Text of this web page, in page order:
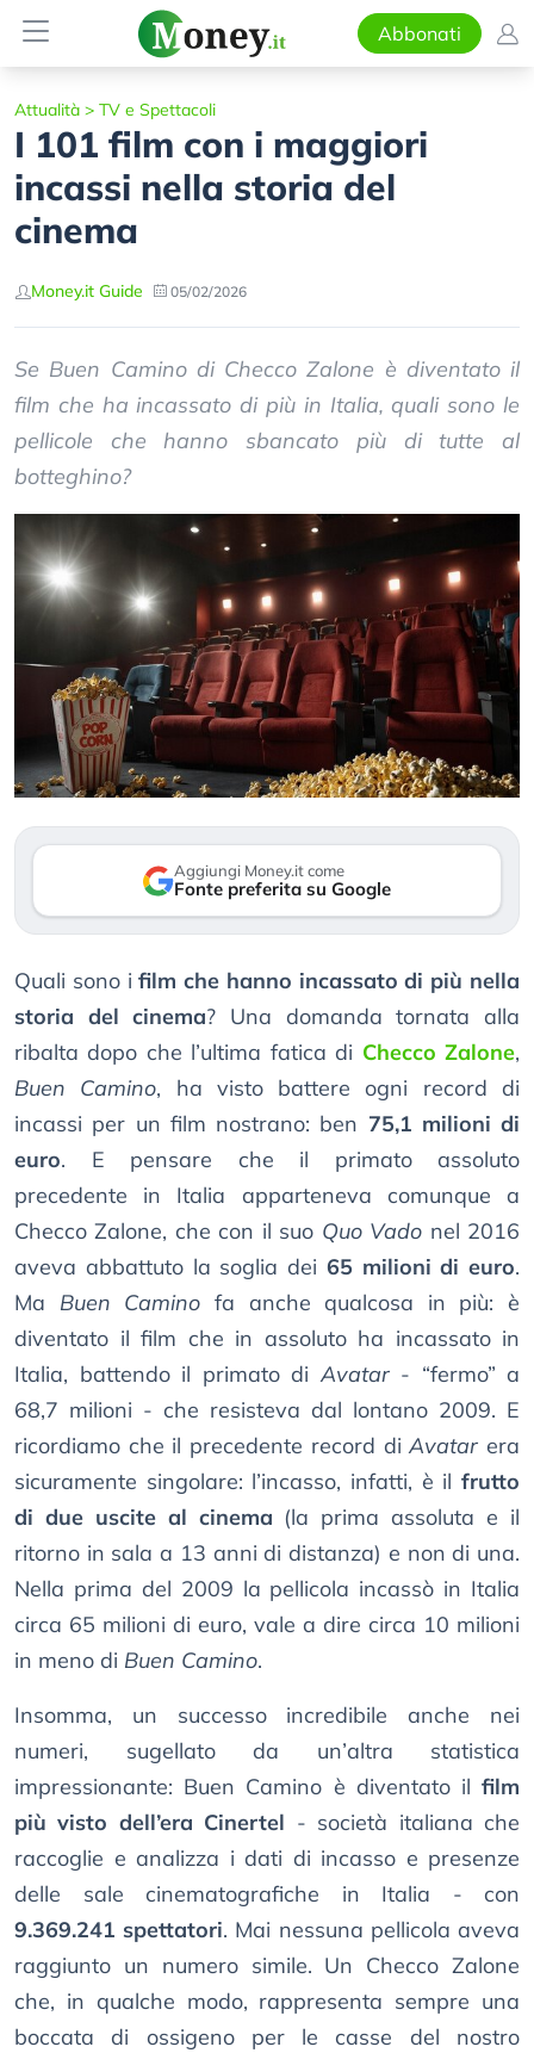
Abbonati
Attualità > TV e Spettacoli
I 101 film con i maggiori
incassi nella storia del
cinema
Money.it Guide 05/02/2026
Se Buen Camino di Checco Zalone è diventato il
film che ha incassato di più in Italia, quali sono le
pellicole che hanno sbancato più di tutte al
botteghino?
Aggiungi Money.it come
Fonte preferita su Google
Quali sono ifilm che hanno incassato di più nella
storia del cinema? Una domanda tornata alla
ribalta dopo che l’ultima fatica di Checco Zalone,
Buen Camino, ha visto battere ogni record di
incassi per un film nostrano: ben 75,1 milioni di
euro. E pensare che il primato assoluto
precedente in Italia apparteneva comunque a
Checco Zalone, che con il suo Quo Vado nel 2016
aveva abbattuto la soglia dei 65 milioni di euro.
Ma Buen Camino fa anche qualcosa in più: è
diventato il film che in assoluto ha incassato in
Italia, battendo il primato diAvatar- “fermo” a
68,7 milioni - che resisteva dal lontano 2009. E
ricordiamo che il precedente record diAvatar era
sicuramente singolare: l’incasso, infatti, è il frutto
di due uscite al cinema (la prima assoluta e il
ritorno in sala a 13 anni di distanza) e non di una.
Nella prima del 2009 la pellicola incassò in Italia
circa 65 milioni di euro, vale a dire circa 10 milioni
in meno di Buen Camino.
Insomma, un successo incredibile anche nei
numeri, sugellato da un’altra statistica
impressionante: Buen Camino è diventato il film
più visto dell’era Cinertel - società italiana che
raccoglie e analizza i dati di incasso e presenze
delle sale cinematografiche in Italia - con
9.369.241 spettatori. Mai nessuna pellicola aveva
raggiunto un numero simile. Un Checco Zalone
che, in qualche modo, rappresenta sempre una
boccata di ossigeno per le casse del nostro